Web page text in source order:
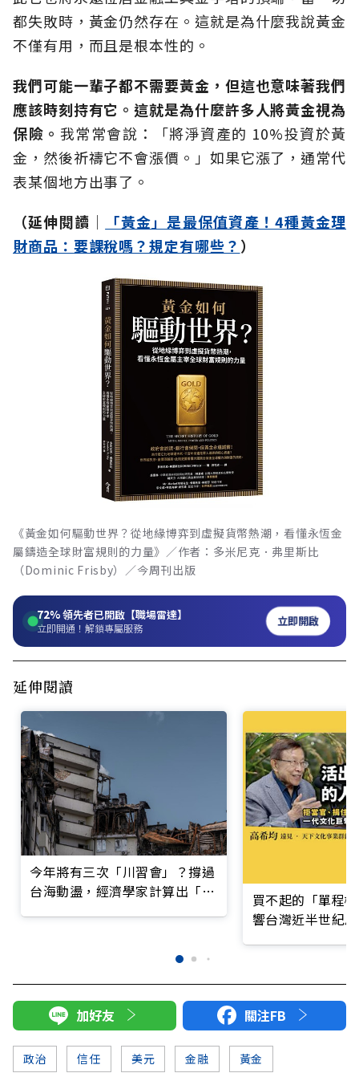
都失敗時，黃金仍然存在。這就是為什麼我說黃金
不僅有用，而且是根本性的。
我們可能一輩子都不需要黃金，但這也意味著我們
應該時刻持有它。這就是為什麼許多人將黃金視為
保險。 我常常會說：「將淨資產的 10%投資於黃
金，然後祈禱它不會漲價。」如果它漲了，通常代
表某個地方出事了。
（延伸閱讀│
「黃金」是最保值資產！4種黃金理
財商品：要課稅嗎？規定有哪些？ ）
《黃金如何驅動世界？從地緣博弈到虛擬貨幣熱潮，看懂永恆金
屬鑄造全球財富規則的力量》／作者：多米尼克．弗里斯比
（Dominic Frisby）／今周刊出版
72%領先者已開啟【職場雷達】
立即開通！解鎖專屬服務 立即開啟
延伸閱讀
今年將有三次「川習會」？撐過
台海動盪，經濟學家計算出「生
買不起的「單程
響台灣近半世紀
加好友 關注FB
政治 信任 美元 金融 黃金